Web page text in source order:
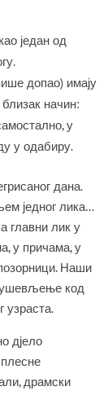
један од
допао) имају
начин:
у
у одабиру.
дана.
једног лика…
главни лик у
у причама, у
Наши
код
узраста.
дјело
драмски